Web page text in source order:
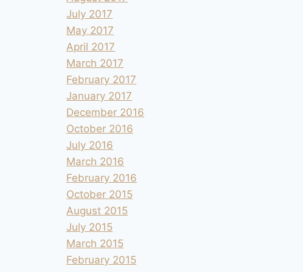
July 2017
May 2017
April 2017
March 2017
February 2017
January 2017
December 2016
October 2016
July 2016
March 2016
February 2016
October 2015
August 2015
July 2015
March 2015
February 2015